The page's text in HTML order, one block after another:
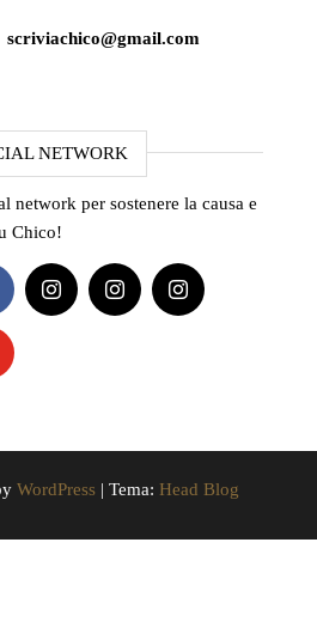
scriviachico@gmail.com
NETWORK
network per sostenere la causa e
Chico!
WordPress | Tema: Head Blog